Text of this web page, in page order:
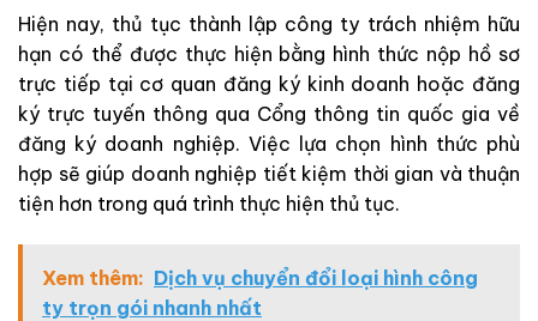
Hiện nay, thủ tục thành lập công ty trách nhiệm hữu
hạn có thể được thực hiện bằng hình thức nộp hồ sơ
trực tiếp tại cơ quan đăng ký kinh doanh hoặc đăng
ký trực tuyến thông qua Cổng thông tin quốc gia về
đăng ký doanh nghiệp. Việc lựa chọn hình thức phù
hợp sẽ giúp doanh nghiệp tiết kiệm thời gian và thuận
tiện hơn trong quá trình thực hiện thủ tục.
Xem thêm: Dịch vụ chuyển đổi loại hình công
ty trọn gói nhanh nhất